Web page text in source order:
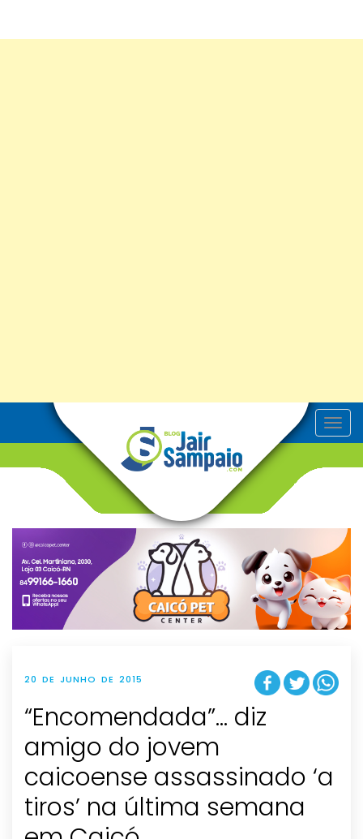
T
o
v
g
t
i
o
n
20 DE JUNHO DE 2015
“Encomendada”… diz
amigo do jovem
caicoense assassinado ‘a
tiros’ na última semana